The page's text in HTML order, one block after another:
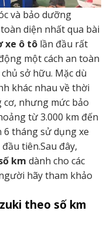
và bảo dưỡng
diện nhất qua bài
xe ô tô lần đầu rất
một cách an toàn
sở hữu. Mặc dù
khác nhau về thời
cơ, nhưng mức bảo
từ 3.000 km đến
tháng sử dụng xe
tiên.Sau đây,
km dành cho các
hãy tham khảo
theo số km